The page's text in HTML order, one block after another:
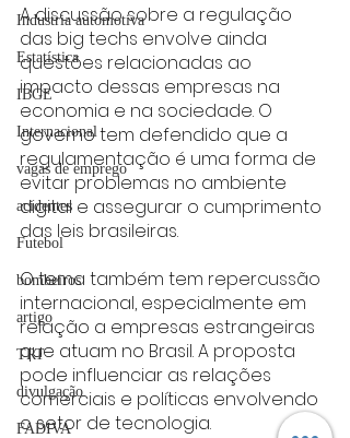
Industria automotiva
Estatística
IBGE
Internacional
vagas de emprego
acidentes
Futebol
bombeiros
artigo
TRT
divulgação
FADIVA
A discussão sobre a regulação
das big techs envolve ainda
questões relacionadas ao
impacto dessas empresas na
economia e na sociedade. O
governo tem defendido que a
regulamentação é uma forma de
evitar problemas no ambiente
digital e assegurar o cumprimento
das leis brasileiras.
O tema também tem repercussão
internacional, especialmente em
relação a empresas estrangeiras
que atuam no Brasil. A proposta
pode influenciar as relações
comerciais e políticas envolvendo
o setor de tecnologia.